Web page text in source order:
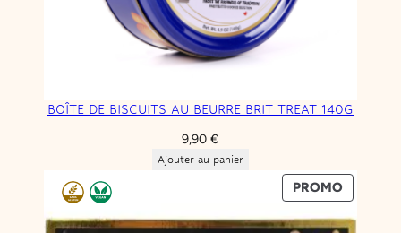
BOÎTE DE BISCUITS AU BEURRE BRIT TREAT 140G
9,90 €
Ajouter au panier
PROMOPRODUIT
EN